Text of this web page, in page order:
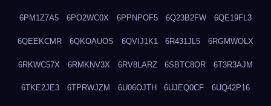
6PM1Z7A5 6PO2WC0X 6PPNPOF5 6Q23B2FW 6QE19FL3
6QEEKCMR 6QKOAUOS 6QVIJ1K1 6R431JL5 6RGMWOLX
6RKWC57X 6RMKNV3X 6RV8LARZ 6SBTC8OR 6T3R3AJM
6TKE2JE3 6TPRWJZM 6U06OJTH 6UJEQ0CF 6UQ42P16